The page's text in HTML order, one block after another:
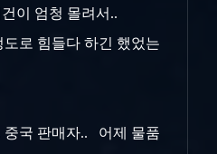
이 엄청 몰려서..
로 힘들다 하긴 했었는
중국 판매자.. 어제 물품